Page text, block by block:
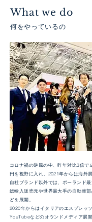
What we do
何をやっているの
コロナ禍の逆風の中、昨年対比3倍で
円を視野に入れ、2021年からは海外
自社ブランド以外では、ポーランド
総輸入販売元や世界最大手の自動車
どを展開。
2020年からはイタリアのエスプレッ
YouTubeなどのオウンドメディア展